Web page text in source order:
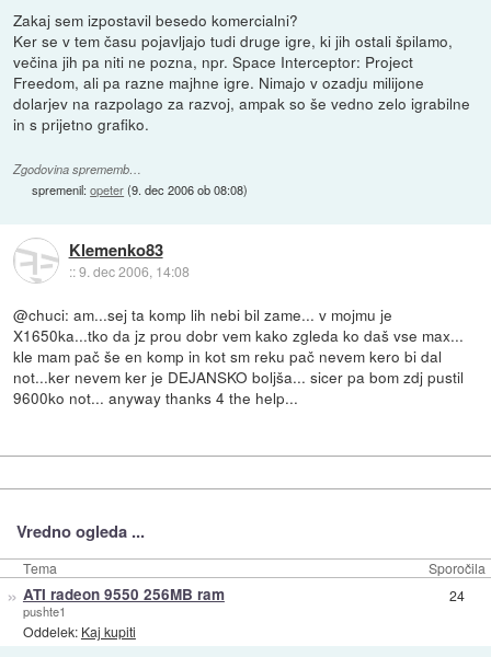
Zakaj sem izpostavil besedo komercialni?
Ker se v tem času pojavljajo tudi druge igre, ki jih ostali špilamo,
večina jih pa niti ne pozna, npr. Space Interceptor: Project
Freedom, ali pa razne majhne igre. Nimajo v ozadju milijone
dolarjev na razpolago za razvoj, ampak so še vedno zelo igrabilne
in s prijetno grafiko.
Zgodovina sprememb…
spremenil:opeter(9. dec 2006 ob 08:08)
Klemenko83
::9. dec 2006, 14:08
@chuci: am...sej ta komp lih nebi bil zame... v mojmu je
X1650ka...tko da jz prou dobr vem kako zgleda ko daš vse max...
kle mam pač še en komp in kot sm reku pač nevem kero bi dal
not...ker nevem ker je DEJANSKO boljša... sicer pa bom zdj pustil
9600ko not... anyway thanks 4 the help...
Vredno ogleda ...
Tema Sporočila
» ATI radeon 9550 256MB ram
pushte1
Oddelek: Kaj kupiti
24